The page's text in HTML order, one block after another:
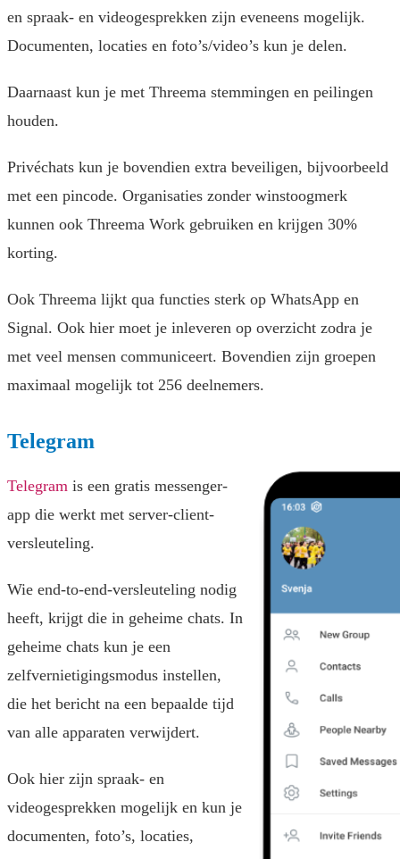
en spraak- en videogesprekken zijn eveneens mogelijk.
Documenten, locaties en foto’s/video’s kun je delen.
Daarnaast kun je met Threema stemmingen en peilingen
houden.
Privéchats kun je bovendien extra beveiligen, bijvoorbeeld
met een pincode. Organisaties zonder winstoogmerk
kunnen ook Threema Work gebruiken en krijgen 30%
korting.
Ook Threema lijkt qua functies sterk op WhatsApp en
Signal. Ook hier moet je inleveren op overzicht zodra je
met veel mensen communiceert. Bovendien zijn groepen
maximaal mogelijk tot 256 deelnemers.
Telegram
Telegram is een gratis messenger-
app die werkt met server-client-
versleuteling.
Wie end-to-end-versleuteling nodig
heeft, krijgt die in geheime chats. In
geheime chats kun je een
zelfvernietigingsmodus instellen,
die het bericht na een bepaalde tijd
van alle apparaten verwijdert.
Ook hier zijn spraak- en
videogesprekken mogelijk en kun je
documenten, foto’s, locaties,